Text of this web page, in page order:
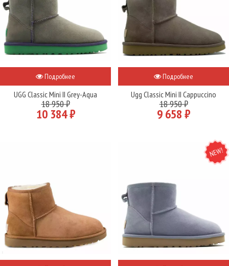
Подробнее
UGG Classic Mini II Grey-Aqua
18 950 ₽
10 384 ₽
Подробнее
Ugg Classic Mini II Cappuccino
18 950 ₽
9 658 ₽
NEW